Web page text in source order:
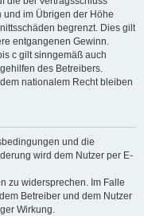
im Übrigen der Höhe
begrenzt. Dies gilt
entgangenen Gewinn.
c gilt sinngemäß auch
des Betreibers.
nationalem Recht bleiben
und die
wird dem Nutzer per E-
zu widersprechen. Im Falle
Betreiber und dem Nutzer
Wirkung.